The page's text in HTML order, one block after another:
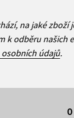
na jaké zboží
k odběru našich
údajů.